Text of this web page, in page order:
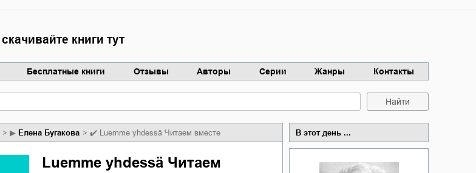
скачивайте книги тут
Бесплатные книги Отзывы Авторы Серии Жанры Контакты
Найти
▶ Елена Бугакова ✔️ Luemme yhdessä Читаем вместе
Luemme yhdessä Читаем
В этот день ...